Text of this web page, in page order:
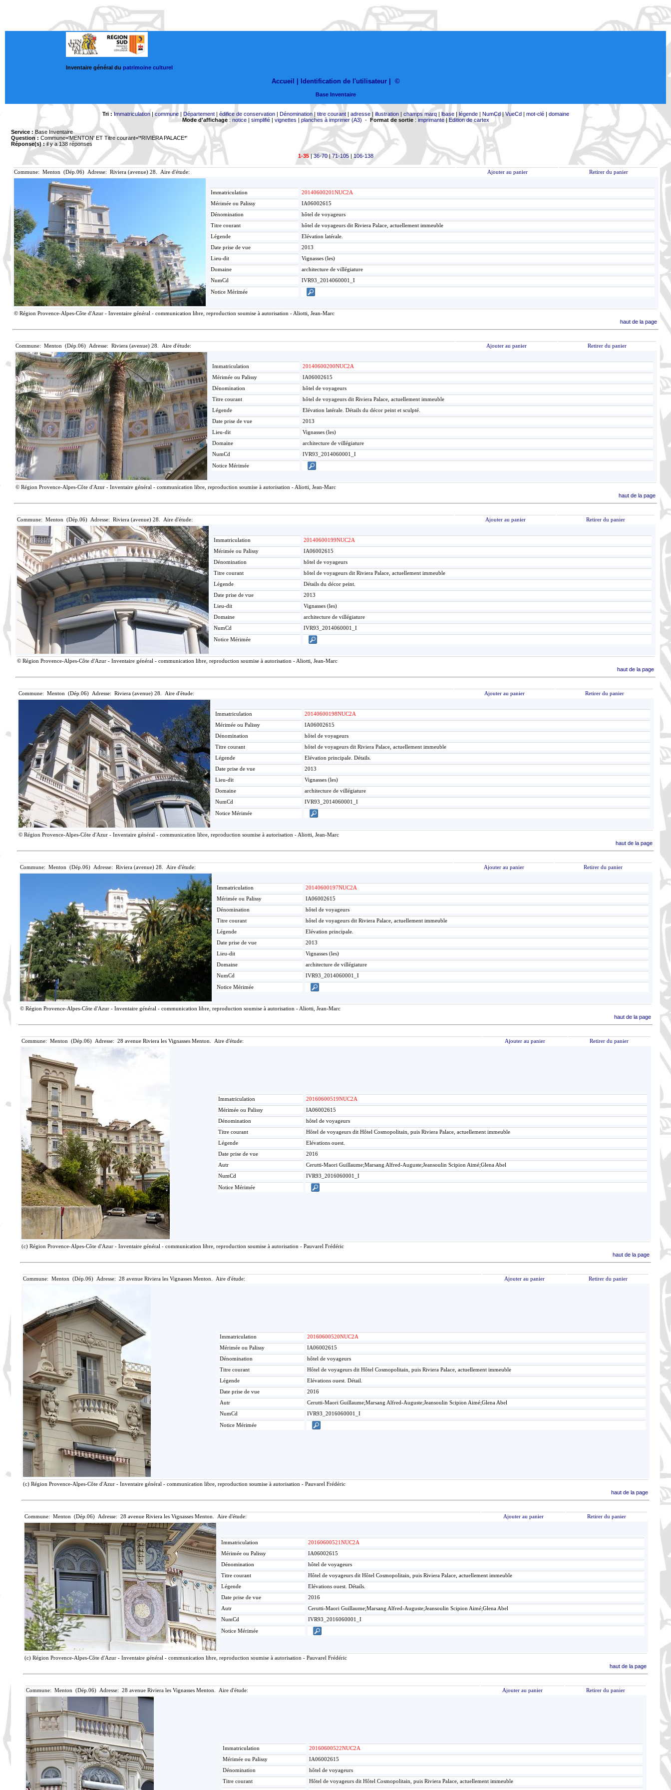
Inventaire général du patrimoine culturel
Accueil | Identification de l'utilisateur ©
Base Inventaire
Tri : Immatriculation|commune| Département| édifice de conservation| Dénomination| titre courant| adresse| illustration| champs marq| lbase| légende| NumCd|VueCd| mot-clé| domaine
Mode d'affichage: notice| simplifié| vignettes | planches à imprimer (A3) - Format de sortie: imprimante|Edition de cartex
Service : Base Inventaire
Question : Commune='MENTON' ET Titre courant='*RIVIERA PALACE*'
Réponse(s) :il y a 138 réponses
1-35|36-70|71-105| 106-138
Commune: Menton (Dép.06) Adresse: Riviera (avenue) 28. Aire d'étude: Ajouter au panier Retirer du panier
Immatriculation
20140600201NUC2A
Mérimée ou Palissy
IA06002615
Dénomination
hôtel de voyageurs
Titre courant
hôtel de voyageurs dit Riviera Palace, actuellement immeuble
Légende
Elévation latérale.
Date prise de vue
2013
Lieu-dit
Vignasses (les)
Domaine
architecture de villégiature
NumCd
IVR93_2014060001_I
Notice Mérimée
© Région Provence-Alpes-Côte d'Azur - Inventaire général - communication libre, reproduction soumise à autorisation - Aliotti, Jean-Marc
haut de la page
Commune: Menton (Dép.06) Adresse: Riviera (avenue) 28. Aire d'étude: Ajouter au panier Retirer du panier
Immatriculation
20140600200NUC2A
Mérimée ou Palissy
IA06002615
Dénomination
hôtel de voyageurs
Titre courant
hôtel de voyageurs dit Riviera Palace, actuellement immeuble
Légende
Elévation latérale. Détails du décor peint et sculpté.
Date prise de vue
2013
Lieu-dit
Vignasses (les)
Domaine
architecture de villégiature
NumCd
IVR93_2014060001_I
Notice Mérimée
© Région Provence-Alpes-Côte d'Azur - Inventaire général - communication libre, reproduction soumise à autorisation - Aliotti, Jean-Marc
haut de la page
Commune: Menton (Dép.06) Adresse: Riviera (avenue) 28. Aire d'étude: Ajouter au panier Retirer du panier
Immatriculation
20140600199NUC2A
Mérimée ou Palissy
IA06002615
Dénomination
hôtel de voyageurs
Titre courant
hôtel de voyageurs dit Riviera Palace, actuellement immeuble
Légende
Détails du décor peint.
Date prise de vue
2013
Lieu-dit
Vignasses (les)
Domaine
architecture de villégiature
NumCd
IVR93_2014060001_I
Notice Mérimée
© Région Provence-Alpes-Côte d'Azur - Inventaire général - communication libre, reproduction soumise à autorisation - Aliotti, Jean-Marc
haut de la page
Commune: Menton (Dép.06) Adresse: Riviera (avenue) 28. Aire d'étude: Ajouter au panier Retirer du panier
Immatriculation
20140600198NUC2A
Mérimée ou Palissy
IA06002615
Dénomination
hôtel de voyageurs
Titre courant
hôtel de voyageurs dit Riviera Palace, actuellement immeuble
Légende
Elévation principale. Détails.
Date prise de vue
2013
Lieu-dit
Vignasses (les)
Domaine
architecture de villégiature
NumCd
IVR93_2014060001_I
Notice Mérimée
© Région Provence-Alpes-Côte d'Azur - Inventaire général - communication libre, reproduction soumise à autorisation - Aliotti, Jean-Marc
haut de la page
Commune: Menton (Dép.06) Adresse: Riviera (avenue) 28. Aire d'étude: Ajouter au panier Retirer du panier
Immatriculation
20140600197NUC2A
Mérimée ou Palissy
IA06002615
Dénomination
hôtel de voyageurs
Titre courant
hôtel de voyageurs dit Riviera Palace, actuellement immeuble
Légende
Elévation principale.
Date prise de vue
2013
Lieu-dit
Vignasses (les)
Domaine
architecture de villégiature
NumCd
IVR93_2014060001_I
Notice Mérimée
© Région Provence-Alpes-Côte d'Azur - Inventaire général - communication libre, reproduction soumise à autorisation - Aliotti, Jean-Marc
haut de la page
Commune: Menton (Dép.06) Adresse: 28 avenue Riviera les Vignasses Menton. Aire d'étude: Ajouter au panier Retirer du panier
Immatriculation
20160600519NUC2A
Mérimée ou Palissy
IA06002615
Dénomination
hôtel de voyageurs
Titre courant
Hôtel de voyageurs dit Hôtel Cosmopolitain, puis Riviera Palace, actuellement immeuble
Légende
Elévations ouest.
Date prise de vue
2016
Autr
Cerutti-Maori Guillaume;Marsang Alfred-Auguste;Jeansoulin Scipion Aimé;Glena Abel
NumCd
IVR93_2016060001_I
Notice Mérimée
(c) Région Provence-Alpes-Côte d'Azur - Inventaire général - communication libre, reproduction soumise à autorisation - Pauvarel Frédéric
haut de la page
Commune: Menton (Dép.06) Adresse: 28 avenue Riviera les Vignasses Menton. Aire d'étude: Ajouter au panier Retirer du panier
Immatriculation
20160600520NUC2A
Mérimée ou Palissy
IA06002615
Dénomination
hôtel de voyageurs
Titre courant
Hôtel de voyageurs dit Hôtel Cosmopolitain, puis Riviera Palace, actuellement immeuble
Légende
Elévations ouest. Détail.
Date prise de vue
2016
Autr
Cerutti-Maori Guillaume;Marsang Alfred-Auguste;Jeansoulin Scipion Aimé;Glena Abel
NumCd
IVR93_2016060001_I
Notice Mérimée
(c) Région Provence-Alpes-Côte d'Azur - Inventaire général - communication libre, reproduction soumise à autorisation - Pauvarel Frédéric
haut de la page
Commune: Menton (Dép.06) Adresse: 28 avenue Riviera les Vignasses Menton. Aire d'étude: Ajouter au panier Retirer du panier
Immatriculation
20160600521NUC2A
Mérimée ou Palissy
IA06002615
Dénomination
hôtel de voyageurs
Titre courant
Hôtel de voyageurs dit Hôtel Cosmopolitain, puis Riviera Palace, actuellement immeuble
Légende
Elévations ouest. Détails.
Date prise de vue
2016
Autr
Cerutti-Maori Guillaume;Marsang Alfred-Auguste;Jeansoulin Scipion Aimé;Glena Abel
NumCd
IVR93_2016060001_I
Notice Mérimée
(c) Région Provence-Alpes-Côte d'Azur - Inventaire général - communication libre, reproduction soumise à autorisation - Pauvarel Frédéric
haut de la page
Commune: Menton (Dép.06) Adresse: 28 avenue Riviera les Vignasses Menton. Aire d'étude: Ajouter au panier Retirer du panier
Immatriculation
20160600522NUC2A
Mérimée ou Palissy
IA06002615
Dénomination
hôtel de voyageurs
Titre courant
Hôtel de voyageurs dit Hôtel Cosmopolitain, puis Riviera Palace, actuellement immeuble